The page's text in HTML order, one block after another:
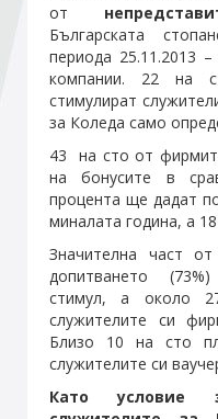
от
Българската
периода 25.11.2013
компании. 22 на
стимулират
за Коледа само
43 на сто от
на бонусите в
процента ще дадат
миналата година, а
Значителна част
допитването
стимул, а около
служителите си
Близо 10 на сто
служителите си
Като условие